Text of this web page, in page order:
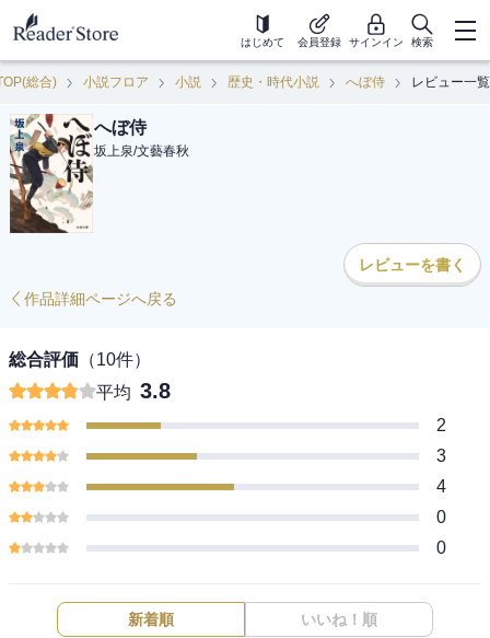
はじめて 会員登録 サインイン 検索
総合) 小説フロア 小説 歴史・時代小説 へぼ侍 レビュー一覧
へぼ侍
坂上泉/文藝春秋
レビューを書く
作品詳細ページへ戻る
総合評価 （10件）
平均 3.8
2
3
4
0
0
新着順 いいね！順